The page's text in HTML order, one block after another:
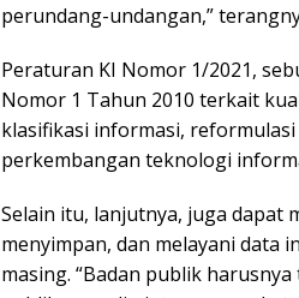
perundang-undangan,”
Peraturan KI Nomor 1/2021,
Nomor 1 Tahun 2010 terkait
klasifikasi informasi,
perkembangan teknologi
Selain itu, lanjutnya, juga dapat
menyimpan, dan melayani data
masing. “Badan publik